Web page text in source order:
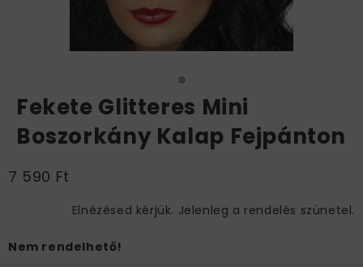
Fekete Glitteres Mini
Boszorkány Kalap Fejpánton
7 590 Ft
Elnézésed kérjük. Jelenleg a rendelés szünetel.
Nem rendelhető!